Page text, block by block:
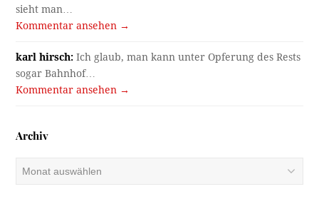
sieht man…
Kommentar ansehen →
karl hirsch: Ich glaub, man kann unter Opferung des Rests
sogar Bahnhof…
Kommentar ansehen →
Archiv